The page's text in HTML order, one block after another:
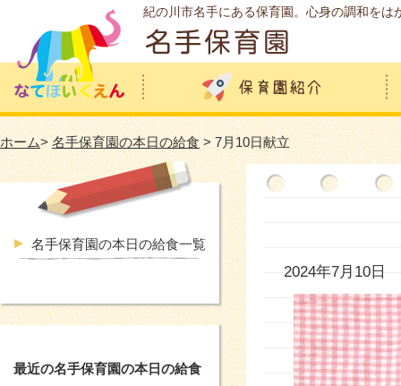
紀の川市名手にある保育園。心身の調和を
ホーム> 名手保育園の本日の給食 > 7月10日献立
2024年7月10日
名手保育園の本日の給食一覧
最近の名手保育園の本日の給食